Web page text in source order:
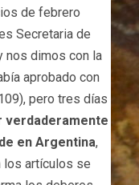
de febrero
Secretaria de
nos dimos con la
aprobado con
pero tres días
verdaderamente
en Argentina,
los artículos se